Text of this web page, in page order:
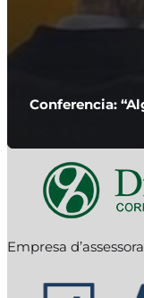
Conferencia:
Empresa